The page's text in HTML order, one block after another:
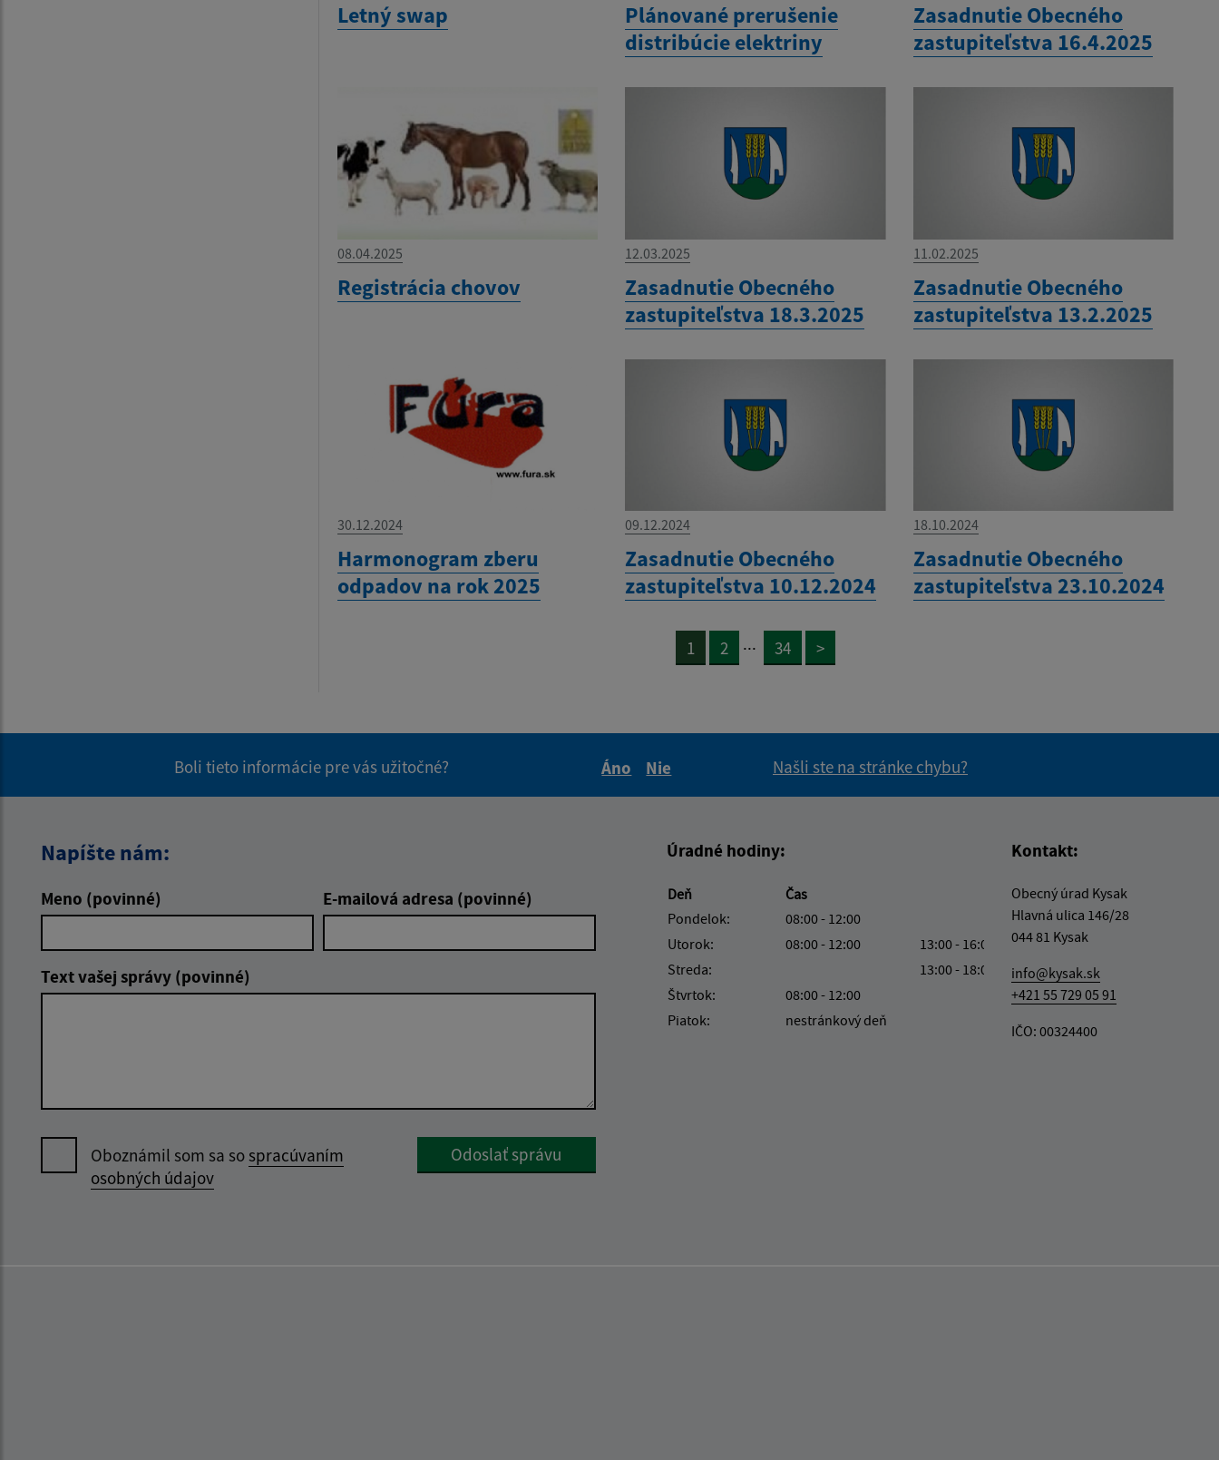
Letný swap
Plánované prerušenie
distribúcie elektriny
Zasadnutie Obecného
zastupiteľstva 16.4.2025
08.04.2025
Registrácia chovov
12.03.2025
Zasadnutie Obecného
zastupiteľstva 18.3.2025
11.02.2025
Zasadnutie Obecného
zastupiteľstva 13.2.2025
30.12.2024
Harmonogram zberu
odpadov na rok 2025
09.12.2024
Zasadnutie Obecného
zastupiteľstva 10.12.2024
18.10.2024
Zasadnutie Obecného
zastupiteľstva 23.10.2024
1 2 ... 34 >
Boli tieto informácie pre vás užitočné?
Áno
Nie
Našli ste na stránke chybu?
Napíšte nám:
Meno (povinné) E-mailová adresa (povinné)
Text vašej správy (povinné)
Oboznámil som sa sospracúvaním
osobných údajov
Google reCaptcha Response
Odoslať správu
Úradné hodiny:
Deň
Čas
Pondelok:
08:00 - 12:00
Utorok:
08:00 - 12:00
13:00 - 16:00
Streda:
13:00 - 18:00
Štvrtok:
08:00 - 12:00
Piatok:
nestránkový deň
Kontakt:
Obecný úrad Kysak
Hlavná ulica 146/28
044 81 Kysak
info@kysak.sk
+421 55 729 05 91
IČO: 00324400